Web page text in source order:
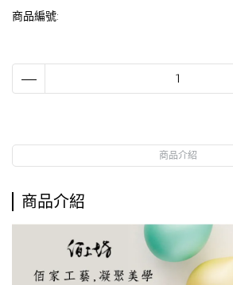
商品編號:
商品介紹
商品介紹